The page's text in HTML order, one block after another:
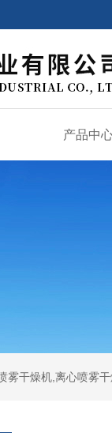
产品中
干燥机,离心喷雾